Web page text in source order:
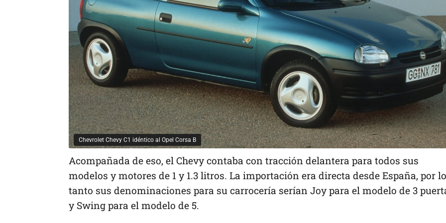
Chevrolet Chevy C1 idéntico al Opel Corsa B
Acompañada de eso, el Chevy contaba con tracción delantera para todos sus
modelos y motores de 1 y 1.3 litros. La importación era directa desde España, por lo
tanto sus denominaciones para su carrocería serían Joy para el modelo de 3
y Swing para el modelo de 5.